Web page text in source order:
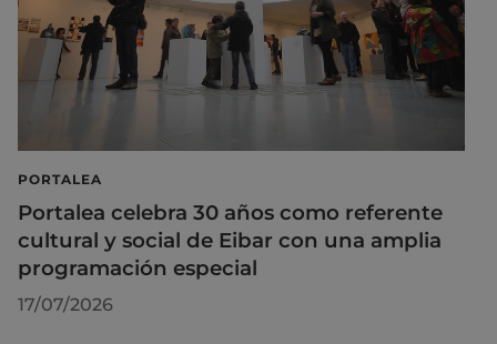
PORTALEA
Portalea celebra 30 años como referente
cultural y social de Eibar con una amplia
programación especial
17/07/2026